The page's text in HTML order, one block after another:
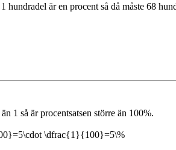
hundradel är en procent så då måste 68
1 så är procentsatsen större än 100%.